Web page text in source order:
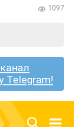
1097
Telegram!